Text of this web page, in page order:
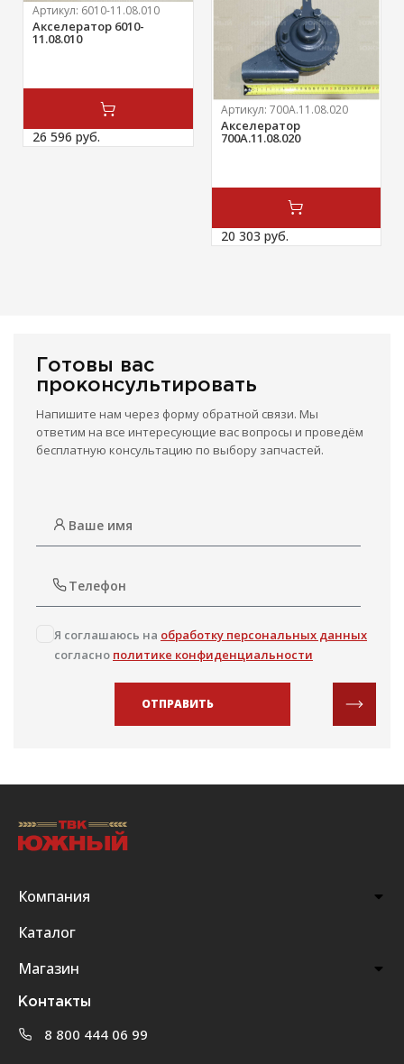
Артикул: 6010-11.08.010
Акселератор 6010-
11.08.010
26 596 руб.
Артикул: 700А.11.08.020
Акселератор
700А.11.08.020
20 303 руб.
Готовы вас
проконсультировать
Напишите нам через форму обратной связи. Мы
ответим на все интересующие вас вопросы и проведём
бесплатную консультацию по выбору запчастей.
Я соглашаюсь на обработку персональных данных
согласно политике конфиденциальности
ОТПРАВИТЬ
Компания
Каталог
Магазин
Контакты
8 800 444 06 99